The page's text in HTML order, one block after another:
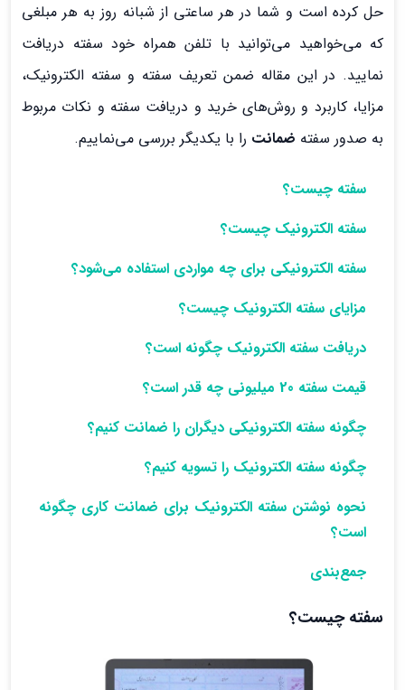
حل کرده است و شما در هر ساعتی از شبانه روز به هر مبلغی
که می‌خواهید می‌توانید با تلفن همراه خود سفته دریافت
نمایید. در این مقاله ضمن تعریف سفته و سفته الکترونیک،
مزایا، کاربرد و روش‌های خرید و دریافت سفته و نکات مربوط
به صدور سفته ضمانت را با یکدیگر بررسی می‌نماییم.
سفته چیست؟
سفته الکترونیک چیست؟
سفته الکترونیکی برای چه مواردی استفاده می‌شود؟
مزایای سفته الکترونیک چیست؟
دریافت سفته الکترونیک چگونه است؟
قیمت سفته 20 میلیونی چه قدر است؟
چگونه سفته الکترونیکی دیگران را ضمانت کنیم؟
چگونه سفته الکترونیک را تسویه کنیم؟
نحوه نوشتن سفته الکترونیک برای ضمانت کاری چگونه
است؟
جمع‌بندی
سفته چیست؟